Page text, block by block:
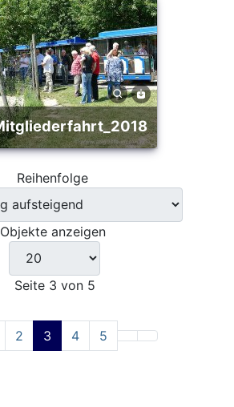
Mitgliederfahrt_2018
Reihenfolge
Objekte anzeigen
Seite 3 von 5
2 3 4 5